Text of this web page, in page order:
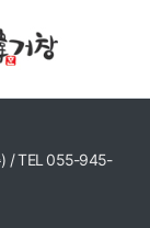
) / TEL 055-945-